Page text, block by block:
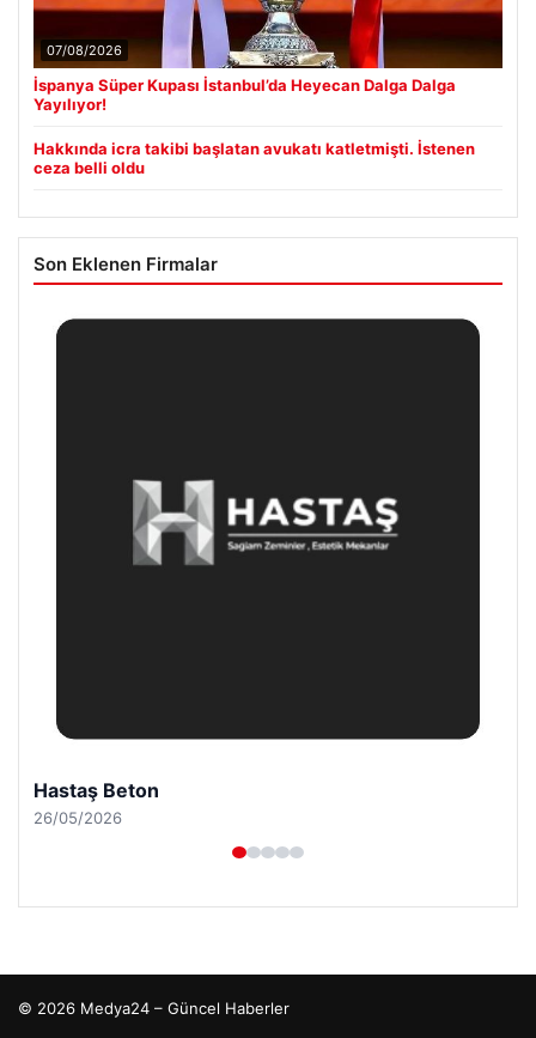
07/08/2026
İspanya Süper Kupası İstanbul’da Heyecan Dalga Dalga
Yayılıyor!
Hakkında icra takibi başlatan avukatı katletmişti. İstenen
ceza belli oldu
Son Eklenen Firmalar
Hastaş Beton
26/05/2026
© 2026 Medya24 – Güncel Haberler